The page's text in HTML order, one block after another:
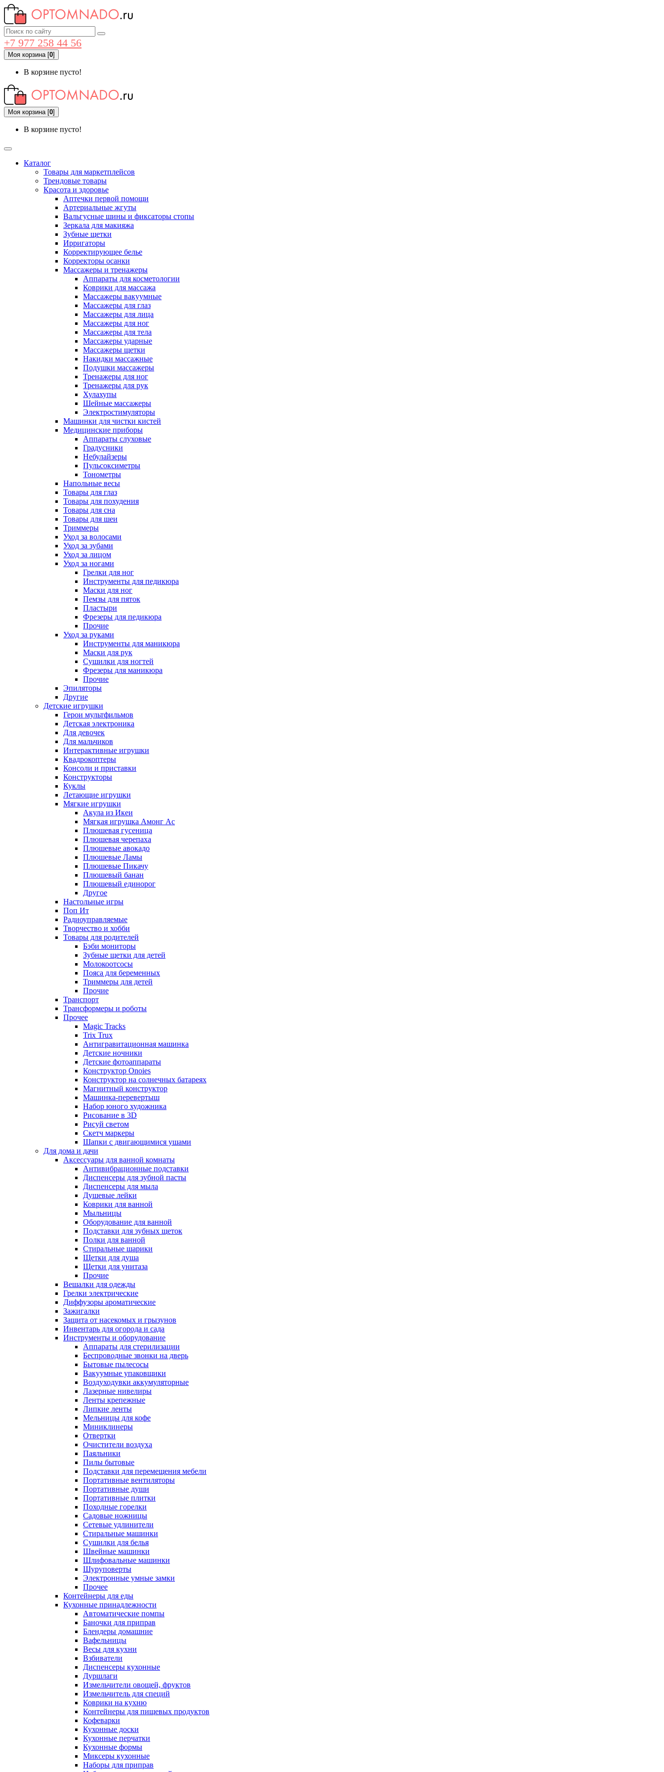
+7 977 258 44 56
Моя корзина[0]
В корзине пусто!
Моя корзина[0]
В корзине пусто!
Каталог
Товары для маркетплейсов
Трендовые товары
Красота и здоровье
Аптечки первой помощи
Артериальные жгуты
Вальгусные шины и фиксаторы стопы
Зеркала для макияжа
Зубные щетки
Ирригаторы
Корректирующее белье
Корректоры осанки
Массажеры и тренажеры
Аппараты для косметологии
Коврики для массажа
Массажеры вакуумные
Массажеры для глаз
Массажеры для лица
Массажеры для ног
Массажеры для тела
Массажеры ударные
Массажеры щетки
Накидки массажные
Подушки массажеры
Тренажеры для ног
Тренажеры для рук
Хулахупы
Шейные массажеры
Электростимуляторы
Машинки для чистки кистей
Медицинские приборы
Аппараты слуховые
Градусники
Небулайзеры
Пульсоксиметры
Тонометры
Напольные весы
Товары для глаз
Товары для похудения
Товары для сна
Товары для шеи
Триммеры
Уход за волосами
Уход за зубами
Уход за лицом
Уход за ногами
Грелки для ног
Инструменты для педикюра
Маски для ног
Пемзы для пяток
Пластыри
Фрезеры для педикюра
Прочие
Уход за руками
Инструменты для маникюра
Маски для рук
Сушилки для ногтей
Фрезеры для маникюра
Прочие
Эпиляторы
Другие
Детские игрушки
Герои мультфильмов
Детская электроника
Для девочек
Для мальчиков
Интерактивные игрушки
Квадрокоптеры
Консоли и приставки
Конструкторы
Куклы
Летающие игрушки
Мягкие игрушки
Акула из Икеи
Мягкая игрушка Амонг Ас
Плюшевая гусеница
Плюшевая черепаха
Плюшевые авокадо
Плюшевые Ламы
Плюшевые Пикачу
Плюшевый банан
Плюшевый единорог
Другое
Настольные игры
Поп Ит
Радиоуправляемые
Творчество и хобби
Товары для родителей
Бэби мониторы
Зубные щетки для детей
Молокоотсосы
Пояса для беременных
Триммеры для детей
Прочие
Транспорт
Трансформеры и роботы
Прочее
Magic Tracks
Trix Trux
Антигравитационная машинка
Детские ночники
Детские фотоаппараты
Конструктор Onoies
Конструктор на солнечных батареях
Магнитный конструктор
Машинка-перевертыш
Набор юного художника
Рисование в 3D
Рисуй светом
Скетч маркеры
Шапки с двигающимися ушами
Для дома и дачи
Аксессуары для ванной комнаты
Антивибрационные подставки
Диспенсеры для зубной пасты
Диспенсеры для мыла
Душевые лейки
Коврики для ванной
Мыльницы
Оборудование для ванной
Подставки для зубных щеток
Полки для ванной
Стиральные шарики
Щетки для душа
Щетки для унитаза
Прочие
Вешалки для одежды
Грелки электрические
Диффузоры ароматические
Зажигалки
Защита от насекомых и грызунов
Инвентарь для огорода и сада
Инструменты и оборудование
Аппараты для стерилизации
Беспроводные звонки на дверь
Бытовые пылесосы
Вакуумные упаковщики
Воздуходувки аккумуляторные
Лазерные нивелиры
Ленты крепежные
Липкие ленты
Мельницы для кофе
Миниклинеры
Отвертки
Очистители воздуха
Паяльники
Пилы бытовые
Подставки для перемещения мебели
Портативные вентиляторы
Портативные души
Портативные плитки
Походные горелки
Садовые ножницы
Сетевые удлинители
Стиральные машинки
Сушилки для белья
Швейные машинки
Шлифовальные машинки
Шуруповерты
Электронные умные замки
Прочее
Контейнеры для еды
Кухонные принадлежности
Автоматические помпы
Баночки для приправ
Блендеры домашние
Вафельницы
Весы для кухни
Взбиватели
Диспенсеры кухонные
Дуршлаги
Измельчители овощей, фруктов
Измельчитель для специй
Коврики на кухню
Контейнеры для пищевых продуктов
Кофеварки
Кухонные доски
Кухонные перчатки
Кухонные формы
Миксеры кухонные
Наборы для приправ